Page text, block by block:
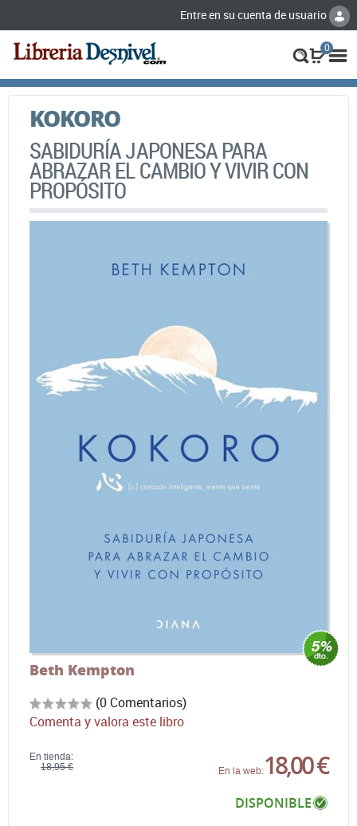
Entre en su cuenta de usuario
0
KOKORO
SABIDURÍA JAPONESA PARA
ABRAZAR EL CAMBIO Y VIVIR CON
PROPÓSITO
Beth Kempton
(0 Comentarios)
Comenta y valora este libro
En tienda:
18,95 €
En la web:18,00 €
DISPONIBLE